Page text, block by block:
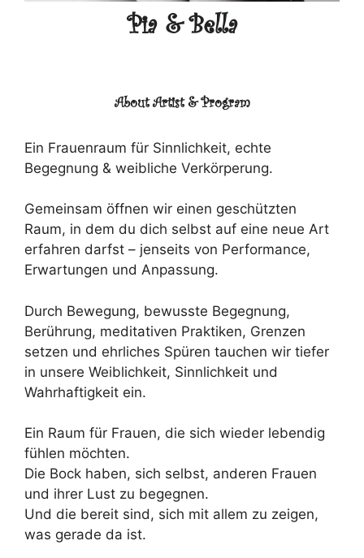
Pia & Bella
About Artist & Program
Ein Frauenraum für Sinnlichkeit, echte
Begegnung & weibliche Verkörperung.
Gemeinsam öffnen wir einen geschützten
Raum, in dem du dich selbst auf eine neue Art
erfahren darfst – jenseits von Performance,
Erwartungen und Anpassung.
Durch Bewegung, bewusste Begegnung,
Berührung, meditativen Praktiken, Grenzen
setzen und ehrliches Spüren tauchen wir tiefer
in unsere Weiblichkeit, Sinnlichkeit und
Wahrhaftigkeit ein.
Ein Raum für Frauen, die sich wieder lebendig
fühlen möchten.
Die Bock haben, sich selbst, anderen Frauen
und ihrer Lust zu begegnen.
Und die bereit sind, sich mit allem zu zeigen,
was gerade da ist.